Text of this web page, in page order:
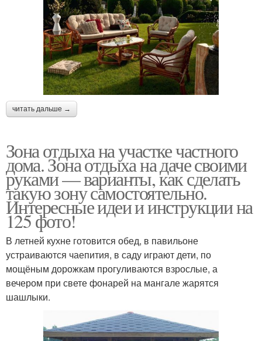
читать дальше →
Зона отдыха на участке частного
дома. Зона отдыха на даче своими
руками — варианты, как сделать
такую зону самостоятельно.
Интересные идеи и инструкции на
125 фото!
В летней кухне готовится обед, в павильоне
устраиваются чаепития, в саду играют дети, по
мощёным дорожкам прогуливаются взрослые, а
вечером при свете фонарей на мангале жарятся
шашлыки.